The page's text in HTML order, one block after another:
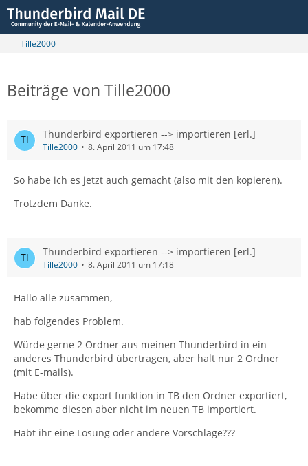
Tille2000
Beiträge von Tille2000
Thunderbird exportieren --> importieren [erl.]
Tille2000 8. April 2011 um 17:48
So habe ich es jetzt auch gemacht (also mit den kopieren).
Trotzdem Danke.
Thunderbird exportieren --> importieren [erl.]
Tille2000 8. April 2011 um 17:18
Hallo alle zusammen,
hab folgendes Problem.
Würde gerne 2 Ordner aus meinen Thunderbird in ein
anderes Thunderbird übertragen, aber halt nur 2 Ordner
(mit E-mails).
Habe über die export funktion in TB den Ordner exportiert,
bekomme diesen aber nicht im neuen TB importiert.
Habt ihr eine Lösung oder andere Vorschläge???